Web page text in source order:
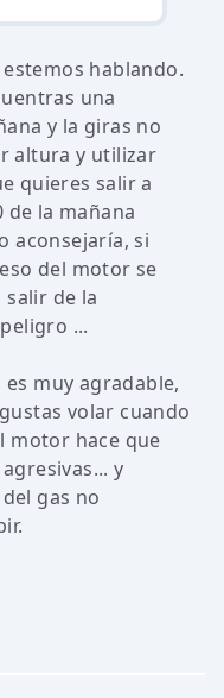
hablando.
una
y la giras no
altura y utilizar
quieres salir a
de la mañana
aconsejaría, si
del motor se
de la
...
muy agradable,
volar cuando
motor hace que
y
gas no